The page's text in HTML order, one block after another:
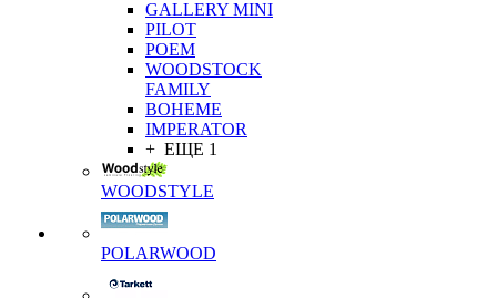
GALLERY MINI
PILOT
POEM
WOODSTOCK
FAMILY
BOHEME
IMPERATOR
+ ЕЩЕ 1
WOODSTYLE
POLARWOOD